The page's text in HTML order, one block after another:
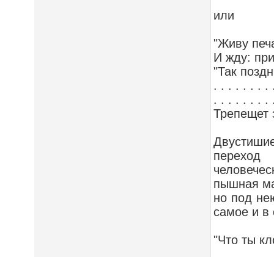
или
"Живу
И жду:
"Так
. . . . . . . .
. . . . . . . .
Трепещет
пышная
но под
самое и в
"Что ты